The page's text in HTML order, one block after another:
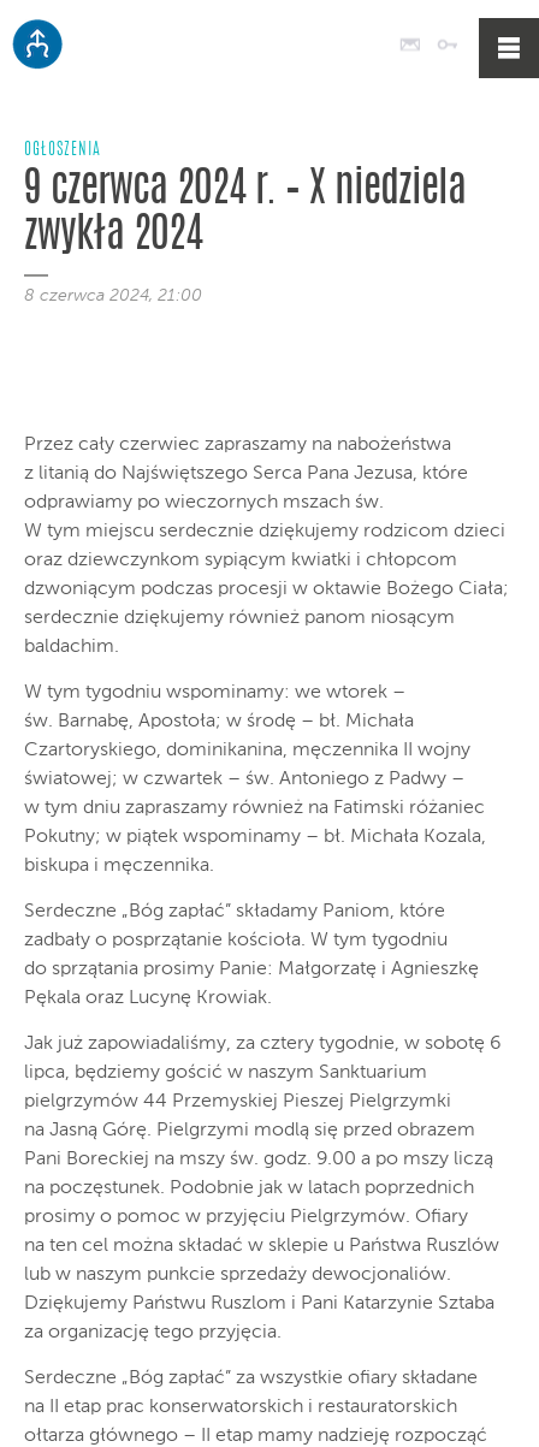
Poczta
OGŁOSZENIA
9 czerwca 2024 r. – X niedziela
zwykła 2024
8 czerwca 2024, 21:00
Przez cały czerwiec zapraszamy na nabożeństwa
z litanią do Najświętszego Serca Pana Jezusa, które
odprawiamy po wieczornych mszach św.
W tym miejscu serdecznie dziękujemy rodzicom dzieci
oraz dziewczynkom sypiącym kwiatki i chłopcom
dzwoniącym podczas procesji w oktawie Bożego Ciała;
serdecznie dziękujemy również panom niosącym
baldachim.
W tym tygodniu wspominamy: we wtorek –
św. Barnabę, Apostoła; w środę – bł. Michała
Czartoryskiego, dominikanina, męczennika II wojny
światowej; w czwartek – św. Antoniego z Padwy –
w tym dniu zapraszamy również na Fatimski różaniec
Pokutny; w piątek wspominamy – bł. Michała Kozala,
biskupa i męczennika.
Serdeczne „Bóg zapłać” składamy Paniom, które
zadbały o posprzątanie kościoła. W tym tygodniu
do sprzątania prosimy Panie: Małgorzatę i Agnieszkę
Pękala oraz Lucynę Krowiak.
Jak już zapowiadaliśmy, za cztery tygodnie, w sobotę 6
lipca, będziemy gościć w naszym Sanktuarium
pielgrzymów 44 Przemyskiej Pieszej Pielgrzymki
na Jasną Górę. Pielgrzymi modlą się przed obrazem
Pani Boreckiej na mszy św. godz. 9.00 a po mszy liczą
na poczęstunek. Podobnie jak w latach poprzednich
prosimy o pomoc w przyjęciu Pielgrzymów. Ofiary
na ten cel można składać w sklepie u Państwa Ruszlów
lub w naszym punkcie sprzedaży dewocjonaliów.
Dziękujemy Państwu Ruszlom i Pani Katarzynie Sztaba
za organizację tego przyjęcia.
Serdeczne „Bóg zapłać” za wszystkie ofiary składane
na II etap prac konserwatorskich i restauratorskich
ołtarza głównego – II etap mamy nadzieję rozpocząć